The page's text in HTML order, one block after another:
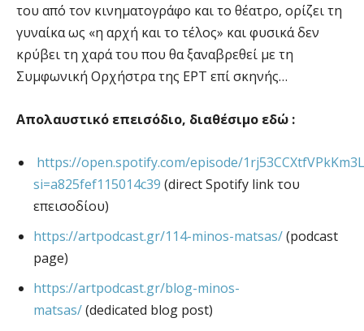
του από τον κινηματογράφο και το θέατρο, ορίζει τη
γυναίκα ως «η αρχή και το τέλος» και φυσικά δεν
κρύβει τη χαρά του που θα ξαναβρεθεί με τη
Συμφωνική Ορχήστρα της ΕΡΤ επί σκηνής…
Απολαυστικό επεισόδιο, διαθέσιμο εδώ :
https://open.spotify.com/episode/
si=a825fef115014c39 (direct Spotify link του
επεισοδίου)
https://artpodcast.gr/114-minos-matsas/(podcast
page)
https://artpodcast.gr/blog-minos-
matsas/(dedicated blog post)